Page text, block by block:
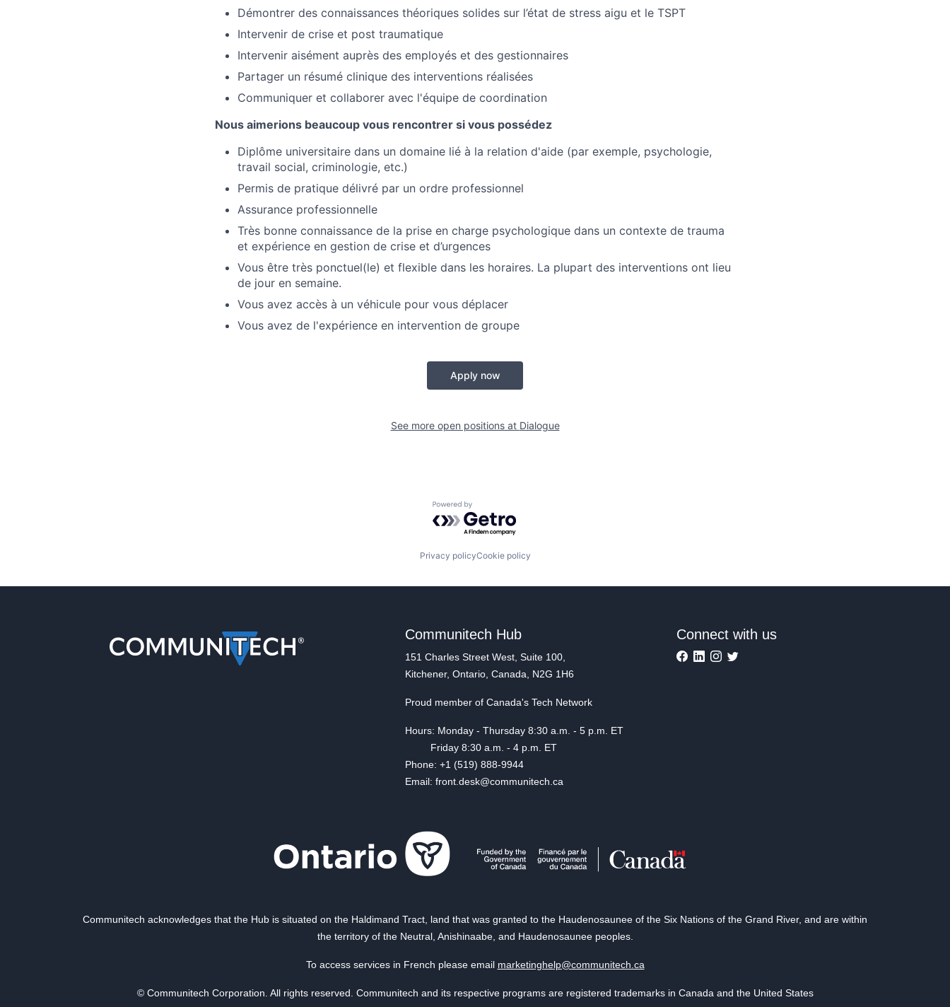
Démontrer des connaissances théoriques solides sur l’état de stress aigu et le TSPT
Intervenir de crise et post traumatique
Intervenir aisément auprès des employés et des gestionnaires
Partager un résumé clinique des interventions réalisées
Communiquer et collaborer avec l'équipe de coordination
Nous aimerions beaucoup vous rencontrer si vous possédez
Diplôme universitaire dans un domaine lié à la relation d'aide (par exemple, psychologie,
travail social, criminologie, etc.)
Permis de pratique délivré par un ordre professionnel
Assurance professionnelle
Très bonne connaissance de la prise en charge psychologique dans un contexte de trauma
et expérience en gestion de crise et d’urgences
Vous être très ponctuel(le) et flexible dans les horaires. La plupart des interventions ont lieu
de jour en semaine.
Vous avez accès à un véhicule pour vous déplacer
Vous avez de l'expérience en intervention de groupe
Apply now
See more open positions at Dialogue
Powered by Getro.com
Privacy policyCookie policy
Communitech Hub
151 Charles Street West, Suite 100,
Kitchener, Ontario, Canada, N2G 1H6
Proud member of Canada's Tech Network
Hours: Monday - Thursday 8:30 a.m. - 5 p.m. ET
Friday 8:30 a.m. - 4 p.m. ET
Phone: +1 (519) 888-9944
Email: front.desk@communitech.ca
Connect with us
Communitech acknowledges that the Hub is situated on the Haldimand Tract, land that was granted to the Haudenosaunee of the Six Nations of the Grand River, and are within
the territory of the Neutral, Anishinaabe, and Haudenosaunee peoples.
To access services in French please email marketinghelp@communitech.ca
© Communitech Corporation. All rights reserved. Communitech and its respective programs are registered trademarks in Canada and the United States